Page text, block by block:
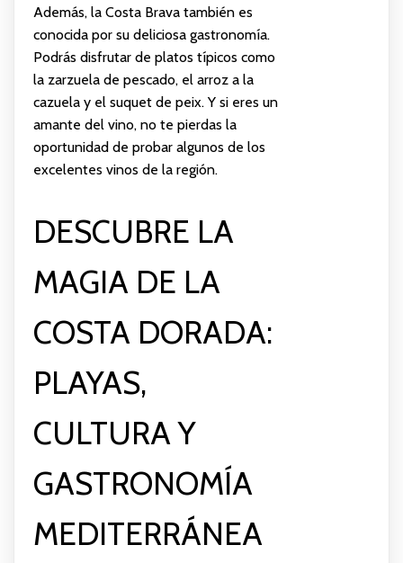
Además, la Costa Brava también es
conocida por su deliciosa gastronomía.
Podrás disfrutar de platos típicos como
la zarzuela de pescado, el arroz a la
cazuela y el suquet de peix. Y si eres un
amante del vino, no te pierdas la
oportunidad de probar algunos de los
excelentes vinos de la región.
DESCUBRE LA
MAGIA DE LA
COSTA DORADA:
PLAYAS,
CULTURA Y
GASTRONOMÍA
MEDITERRÁNEA